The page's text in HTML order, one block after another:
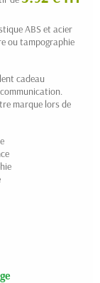
ABS et acier
ou tampographie
cadeau
marque lors de